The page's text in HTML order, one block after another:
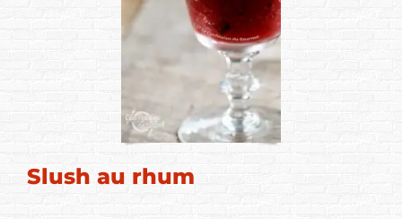
Slush au rhum